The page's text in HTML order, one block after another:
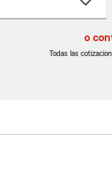
o
Todas las